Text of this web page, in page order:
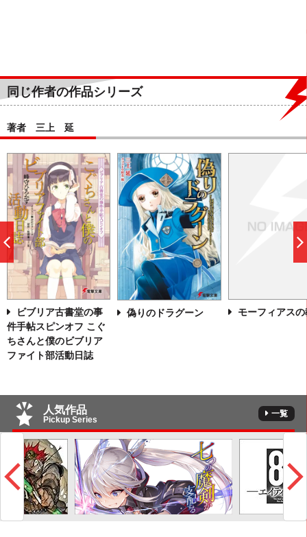
同じ作者の作品シリーズ
著者 三上 延
ビブリア古書堂の事
件手帖スピンオフ こぐ
ちさんと僕のビブリア
ファイト部活動日誌
偽りのドラグーン モーフィアスの
へ
人気作品
Pickup Series
一覧